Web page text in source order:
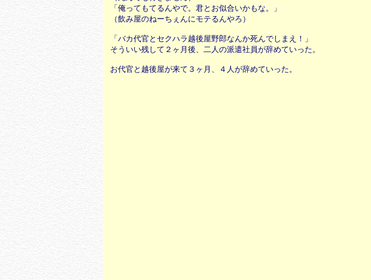
「俺ってもてるんやで。君とお似合いかもな。」
（飲み屋のねーちぇんにモテるんやろ）
「バカ代官とセクハラ越後屋野郎なんか死んでしまえ！」
そういい残して２ヶ月後、二人の派遣社員が辞めていった。
お代官と越後屋が来て３ヶ月、４人が辞めていった。